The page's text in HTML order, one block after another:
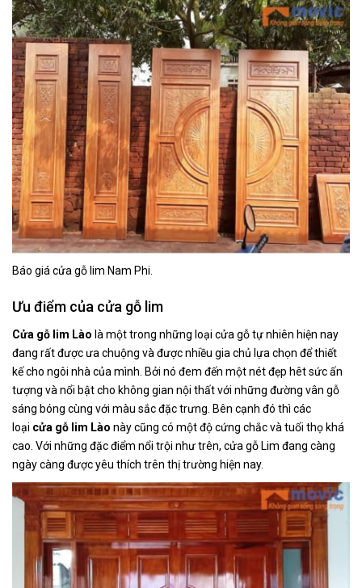
Báo giá cửa gỗ lim Nam Phi.
Ưu điểm của cửa gỗ lim
Cửa gỗ lim Lào là một trong những loại cửa gỗ tự nhiên hiện nay
đang rất được ưa chuộng và được nhiều gia chủ lựa chọn để thiết
kế cho ngôi nhà của mình. Bởi nó đem đến một nét đẹp hêt sức ấn
tượng và nổi bật cho không gian nội thất với những đường vân gỗ
sáng bóng cùng với màu sắc đặc trưng. Bên cạnh đó thì các
loại cửa gỗ lim Lào này cũng có một độ cứng chắc và tuổi thọ khá
cao. Với những đặc điểm nổi trội như trên, cửa gỗ Lim đang càng
ngày càng được yêu thích trên thị trường hiện nay.